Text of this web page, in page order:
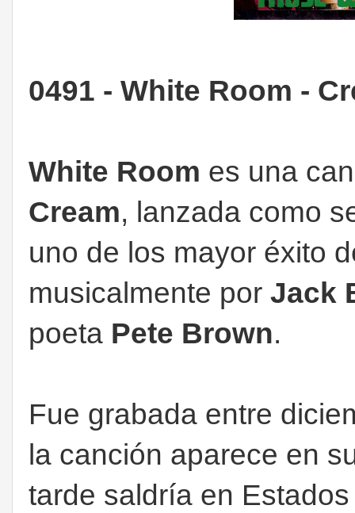
0491 - White Room -
White Room es una
Cream, lanzada como
uno de los mayor éxito
musicalmente por Jack
poeta Pete Brown.
Fue grabada entre
la canción aparece en
tarde saldría en